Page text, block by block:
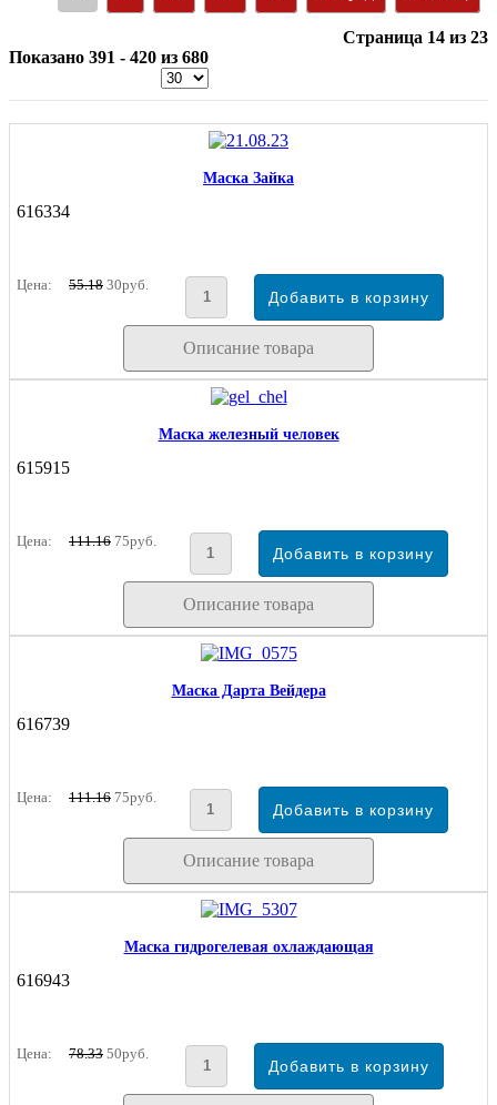
Страница 14 из 23
Показано 391 - 420 из 680
Маска Зайка
616334
Цена: 55.18 30руб.
Описание товара
Маска железный человек
615915
Цена: 111.16 75руб.
Описание товара
Маска Дарта Вейдера
616739
Цена: 111.16 75руб.
Описание товара
Маска гидрогелевая охлаждающая
616943
Цена: 78.33 50руб.